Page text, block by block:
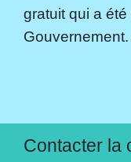
gratuit qui a
Contacter la